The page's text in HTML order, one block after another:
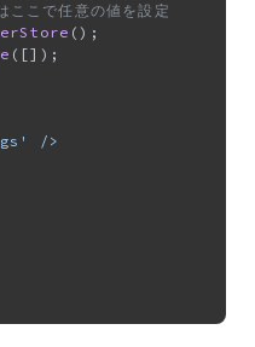
こで任意の値を設定
();
([]);
/>